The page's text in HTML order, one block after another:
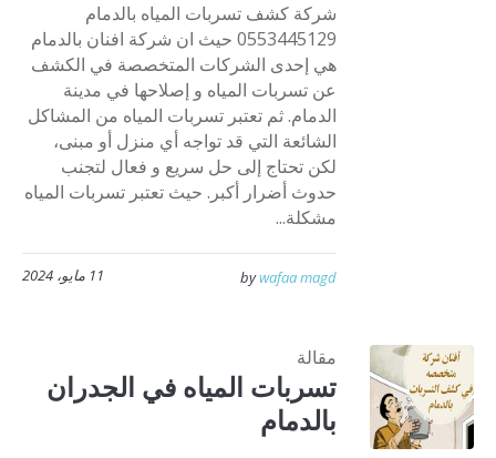
شركة كشف تسربات المياه بالدمام
0553445129 حيث ان شركة افنان بالدمام
هي إحدى الشركات المتخصصة في الكشف
عن تسربات المياه و إصلاحها في مدينة
الدمام. ثم تعتبر تسربات المياه من المشاكل
الشائعة التي قد تواجه أي منزل أو مبنى،
لكن تحتاج إلى حل سريع و فعال لتجنب
حدوث أضرار أكبر. حيث تعتبر تسربات المياه
مشكلة...
11 مايو، 2024 bywafaa magd
مقالة
تسربات المياه في الجدران
بالدمام